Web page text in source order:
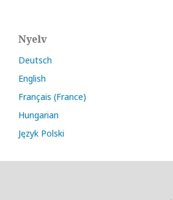
Nyelv
Deutsch
English
Français (France)
Hungarian
Język Polski